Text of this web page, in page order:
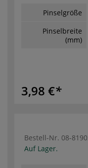
Pinselgröße
Pinselbreite
(mm)
3,98 €
Bestell-Nr. 08-
Auf Lager.